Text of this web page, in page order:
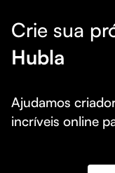
Crie sua
Hubla
Ajudamos
incríveis online